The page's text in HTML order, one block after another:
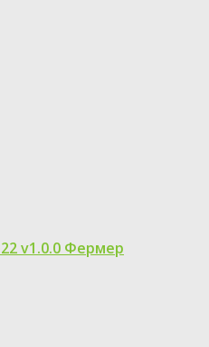
v1.0.0 Фермер